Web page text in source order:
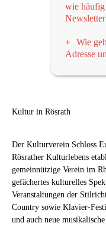
wie häufig
Wir
Abständen
Ihre E-
Um
Sie
für
die von
Adresse, in
Wie
Adresse
Sendinblue
für den
an Sie
im
unseren
Kultur in Rösrath
Der Kulturverein Schloss
Rösrather Kulturlebens
gemeinnützige Verein im
gefächertes kulturelles
Veranstaltungen der
Country sowie Klavier-
und auch neue